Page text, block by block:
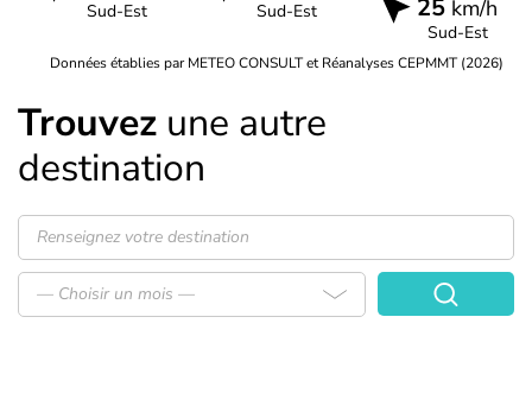
Sud-Est Sud-Est 25 km/h
Sud-Est
Données établies par METEO CONSULT et Réanalyses CEPMMT (2026)
Trouvez une autre
destination
— Choisir un mois —